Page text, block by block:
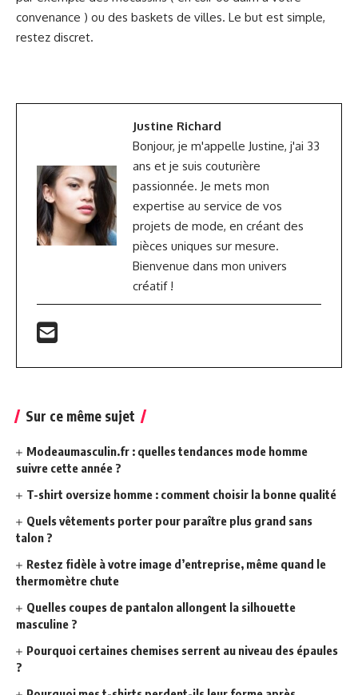
convenance ) ou des baskets de villes. Le but est simple,
restez discret.
Justine Richard
Bonjour, je m'appelle Justine, j'ai 33
ans et je suis couturière
passionnée. Je mets mon
expertise au service de vos
projets de mode, en créant des
pièces uniques sur mesure.
Bienvenue dans mon univers
créatif !
Sur ce même sujet
Modeaumasculin.fr : quelles tendances mode homme
suivre cette année ?
T-shirt oversize homme : comment choisir la bonne qualité
Quels vêtements porter pour paraître plus grand sans
talon ?
Restez fidèle à votre image d’entreprise, même quand le
thermomètre chute
Quelles coupes de pantalon allongent la silhouette
masculine ?
Pourquoi certaines chemises serrent au niveau des épaules
?